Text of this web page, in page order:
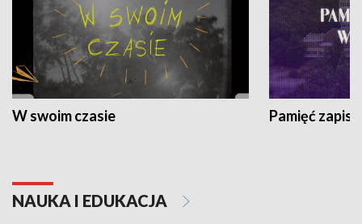
W swoim czasie Pamięć
NAUKA I EDUKACJA